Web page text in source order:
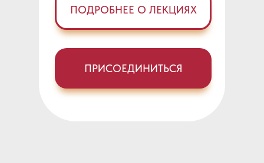
ПОДРОБНЕЕ О ЛЕКЦИЯХ
ПРИСОЕДИНИТЬСЯ